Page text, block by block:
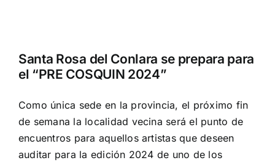
Santa Rosa del Conlara se prepara para
el “PRE COSQUIN 2024”
Como única sede en la provincia, el próximo fin
de semana la localidad vecina será el punto de
encuentros para aquellos artistas que deseen
auditar para la edición 2024 de uno de los